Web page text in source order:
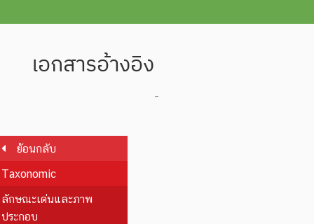
เอกสารอ้างอิง
-
ย้อนกลับ
Taxonomic
ลักษณะเด่นและภาพ
ประกอบ